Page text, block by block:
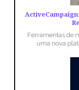
Ferramentas de
uma nova